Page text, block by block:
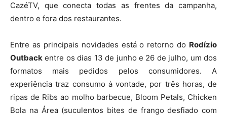
CazéTV, que conecta todas as frentes da campanha,
dentro e fora dos restaurantes.
Entre as principais novidades está o retorno do Rodízio
Outback entre os dias 13 de junho e 26 de julho, um dos
formatos mais pedidos pelos consumidores. A
experiência traz consumo à vontade, por três horas, de
ripas de Ribs ao molho barbecue, Bloom Petals, Chicken
Bola na Área (suculentos bites de frango desfiado com